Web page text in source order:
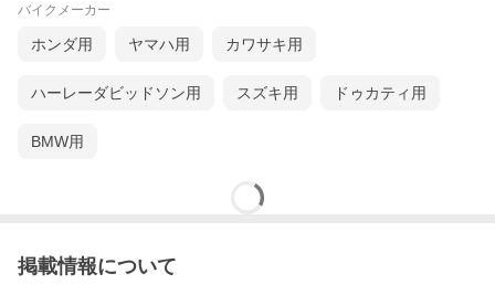
バイクメーカー
ホンダ用 ヤマハ用 カワサキ用
ハーレーダビッドソン用 スズキ用 ドゥカティ用
BMW用
掲載情報について